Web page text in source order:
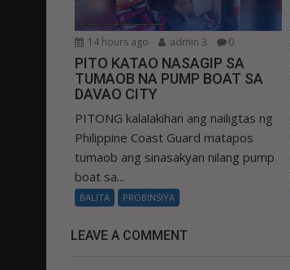
14 hours ago admin 3 0
PITO KATAO NASAGIP SA
TUMAOB NA PUMP BOAT SA
DAVAO CITY
PITONG kalalakihan ang nailigtas ng
Philippine Coast Guard matapos
tumaob ang sinasakyan nilang pump
boat sa...
BALITA PROBINSIYA
LEAVE A COMMENT